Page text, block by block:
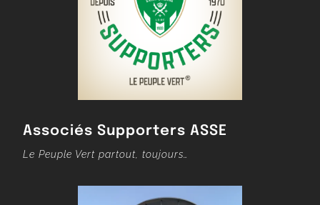
Associés Supporters ASSE
Le Peuple Vert partout, toujours…